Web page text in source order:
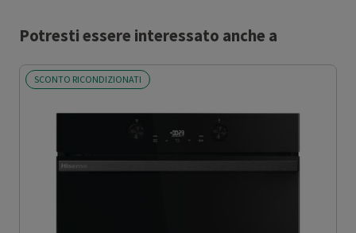
Potresti essere interessato anche a
SCONTO RICONDIZIONATI